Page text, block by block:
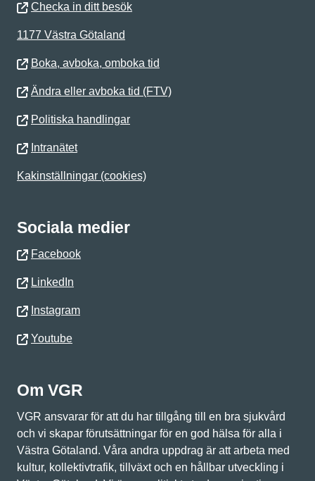
Checka in ditt besök
1177 Västra Götaland
Boka, avboka, omboka tid
Ändra eller avboka tid (FTV)
Politiska handlingar
Intranätet
Kakinställningar (cookies)
Sociala medier
Facebook
LinkedIn
Instagram
Youtube
Om VGR
VGR ansvarar för att du har tillgång till en bra sjukvård
och vi skapar förutsättningar för en god hälsa för alla i
Västra Götaland. Våra andra uppdrag är att arbeta med
kultur, kollektivtrafik, tillväxt och en hållbar utveckling i